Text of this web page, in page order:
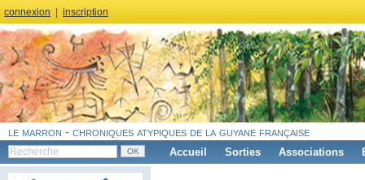
connexion inscription
le marron - chroniques atypiques de la guyane française
Accueil Sorties Associations